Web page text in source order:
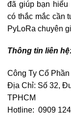
đã giúp bạn hiểu
có thắc mắc cần
PyLoRa chuyên
Thông tin liên
Công Ty Cổ
Địa Chỉ: Số 32,
TPHCM
Hotline: 0909